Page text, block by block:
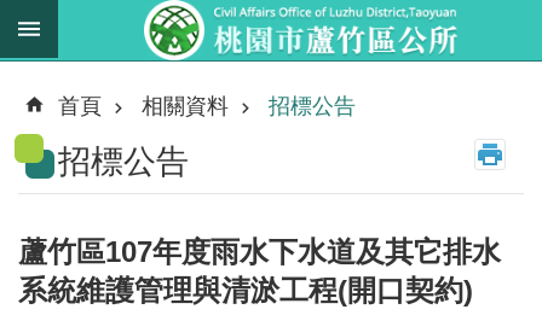
跳到主要內容區塊
新
消
息
務
職
掌
首頁 相關資料 招標公告
招標公告
蘆竹區107年度雨水下水道及其它排水
系統維護管理與清淤工程(開口契約)